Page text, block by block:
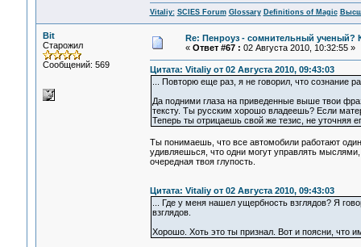
Vitaliy: SCIES Forum Glossary Definitions of Magic
Bit
Старожил
Сообщений: 569
Re: Пенроуз - сомнительный ученый?
« Ответ #67 : 02 Августа 2010, 10:32:55 »
Цитата: Vitaliy от 02 Августа 2010, 09:43:03
... Повторю еще раз, я не говорил, что сознание
Да подними глаза на приведенные выше твои
тексту. Ты русским хорошо владеешь? Если
Теперь ты отрицаешь свой же тезис, не уточняя
Ты понимаешь, что все автомобили работают
удивляешься, что одни могут управлять мыслями,
очередная твоя глупость.
Цитата: Vitaliy от 02 Августа 2010, 09:43:03
... Где у меня нашел ущербность взглядов? Я
взглядов.
Хорошо. Хоть это ты признал. Вот и поясни, что